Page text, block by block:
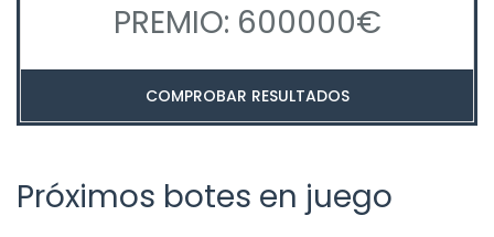
PREMIO: 600000€
COMPROBAR RESULTADOS
Próximos botes en juego